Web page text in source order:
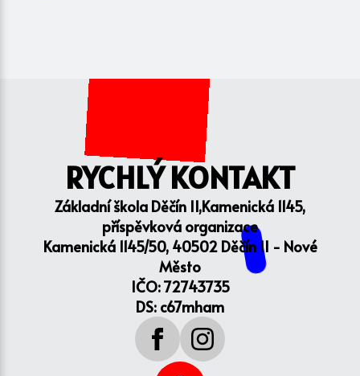
RYCHLÝ KONTAKT
Základní škola Děčín II,Kamenická 1145,
příspěvková organizace
Kamenická 1145/50, 40502 Děčín II - Nové
Město
IČO: 72743735
DS: c67mham